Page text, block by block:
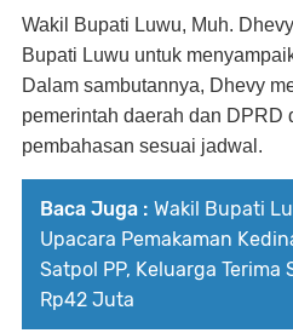
Wakil Bupati Luwu, Muh.
Bupati Luwu untuk
Dalam sambutannya, Dhevy
pemerintah daerah dan DPRD
pembahasan sesuai jadwal.
Baca Juga : Wakil Bupati
Upacara Pemakaman
Satpol PP, Keluarga Terima
Rp42 Juta